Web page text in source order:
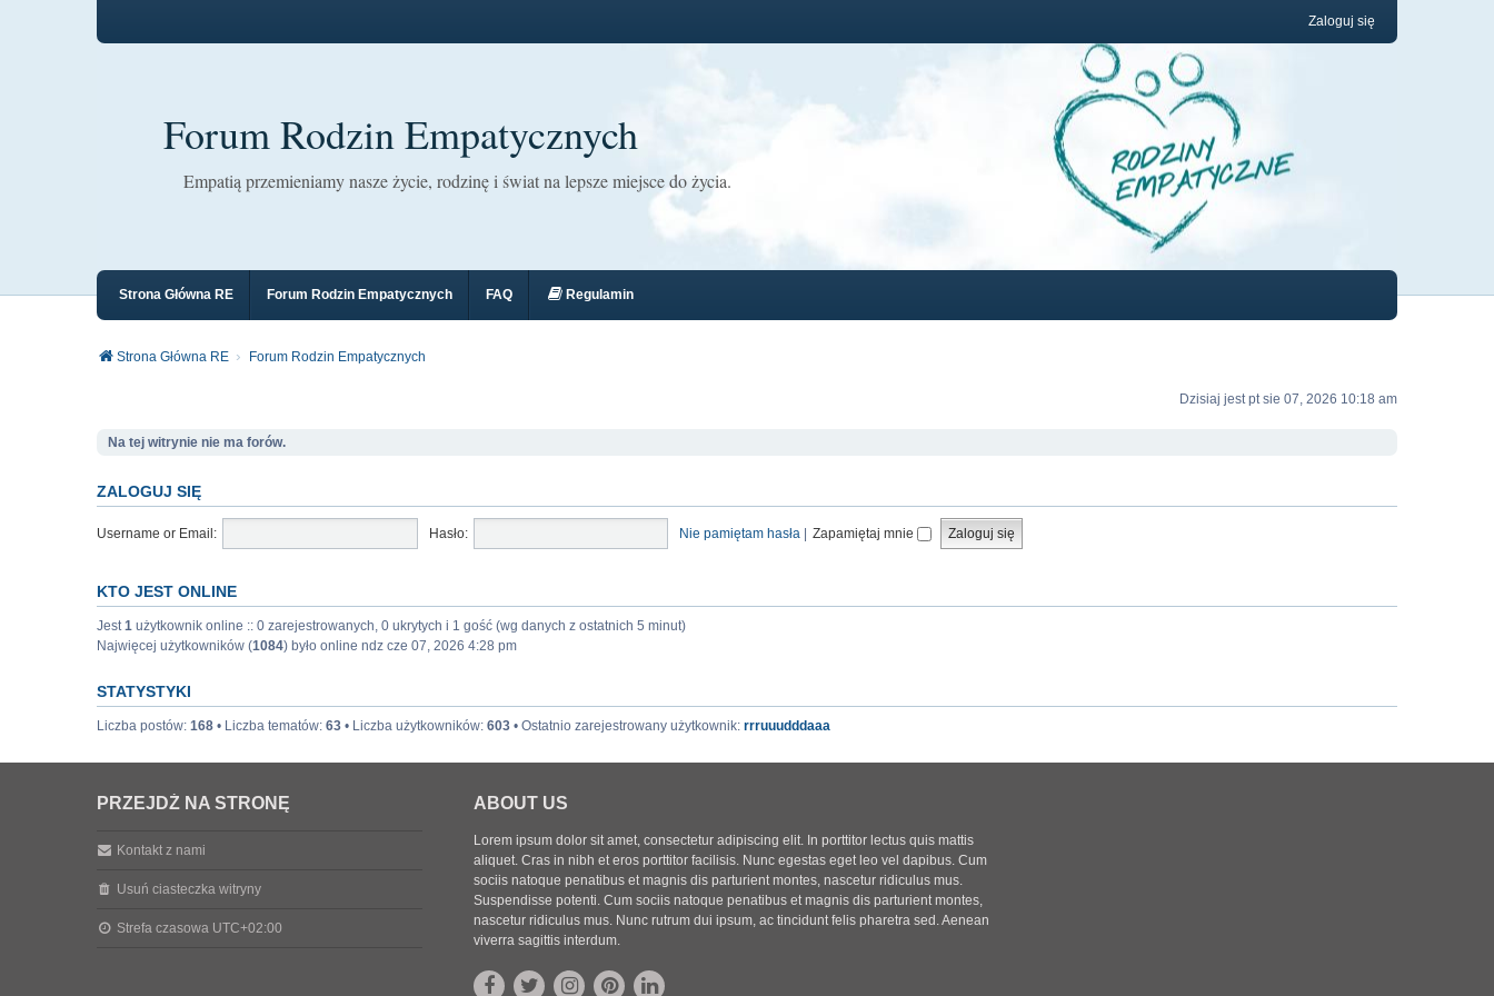
Zaloguj się
Forum Rodzin Empatycznych
Empatią przemieniamy nasze życie, rodzinę i świat na lepsze miejsce do życia.
Strona Główna RE Forum Rodzin Empatycznych FAQ Regulamin
Strona Główna RE Forum Rodzin Empatycznych
Dzisiaj jest pt sie 07, 2026 10:18 am
Na tej witrynie nie ma forów.
ZALOGUJ SIĘ
Username or Email: Hasło: Nie pamiętam hasła Zapamiętaj mnie
KTO JEST ONLINE
Jest1 użytkownik online :: 0 zarejestrowanych, 0 ukrytych i 1 gość (wg danych z ostatnich 5 minut)
Najwięcej użytkowników (1084) było online ndz cze 07, 2026 4:28 pm
STATYSTYKI
Liczba postów: 168 • Liczba tematów: 63 • Liczba użytkowników: 603 • Ostatnio zarejestrowany użytkownik: rrruuudddaaa
PRZEJDŹ NA STRONĘ
Kontakt z nami
Usuń ciasteczka witryny
Strefa czasowa UTC+02:00
ABOUT US
Lorem ipsum dolor sit amet, consectetur adipiscing elit. In porttitor lectus quis mattis
aliquet. Cras in nibh et eros porttitor facilisis. Nunc egestas eget leo vel dapibus. Cum
sociis natoque penatibus et magnis dis parturient montes, nascetur ridiculus mus.
Suspendisse potenti. Cum sociis natoque penatibus et magnis dis parturient montes,
nascetur ridiculus mus. Nunc rutrum dui ipsum, ac tincidunt felis pharetra sed. Aenean
viverra sagittis interdum.